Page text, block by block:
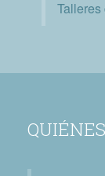
QUIÉNES